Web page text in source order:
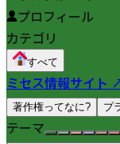
プロフィール
カテゴリ
すべて
ミセス情報サイト
著作権ってなに?
プ
テーマ